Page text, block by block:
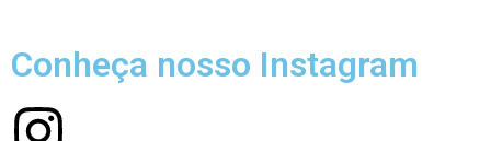
Conheça nosso Instagram